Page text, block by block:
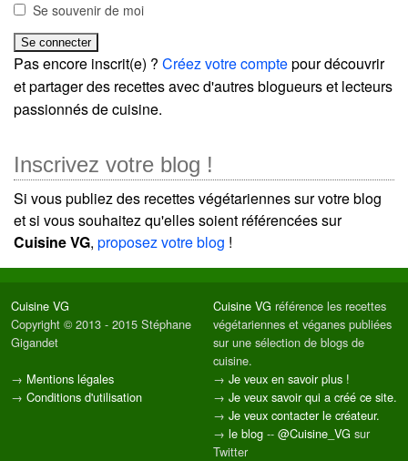
Se souvenir de moi
Pas encore inscrit(e) ? Créez votre comptepour découvrir
et partager des recettes avec d'autres blogueurs et lecteurs
passionnés de cuisine.
Inscrivez votre blog !
Si vous publiez des recettes végétariennes sur votre blog
et si vous souhaitez qu'elles soient référencées sur
Cuisine VG, proposez votre blog !
Cuisine VG
Copyright © 2013 - 2015 Stéphane
Gigandet
→ Mentions légales
→ Conditions d'utilisation
Cuisine VG référence les recettes
végétariennes et véganes publiées
sur une sélection de blogs de
cuisine.
→ Je veux en savoir plus !
→ Je veux savoir qui a créé ce site.
→ Je veux contacter le créateur.
→ le blog -- @Cuisine_VG sur
Twitter